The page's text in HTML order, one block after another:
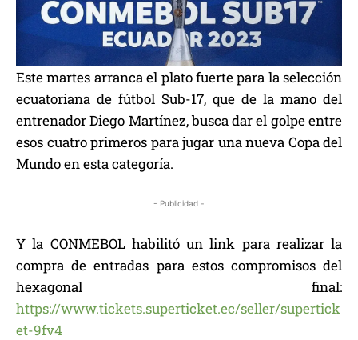
Este martes arranca el plato fuerte para la selección
ecuatoriana de fútbol Sub-17, que de la mano del
entrenador Diego Martínez, busca dar el golpe entre
esos cuatro primeros para jugar una nueva Copa del
Mundo en esta categoría.
- Publicidad -
Y la CONMEBOL habilitó un link para realizar la
compra de entradas para estos compromisos del
hexagonal final:
https://www.tickets.superticket.ec/seller/supertick
et-9fv4